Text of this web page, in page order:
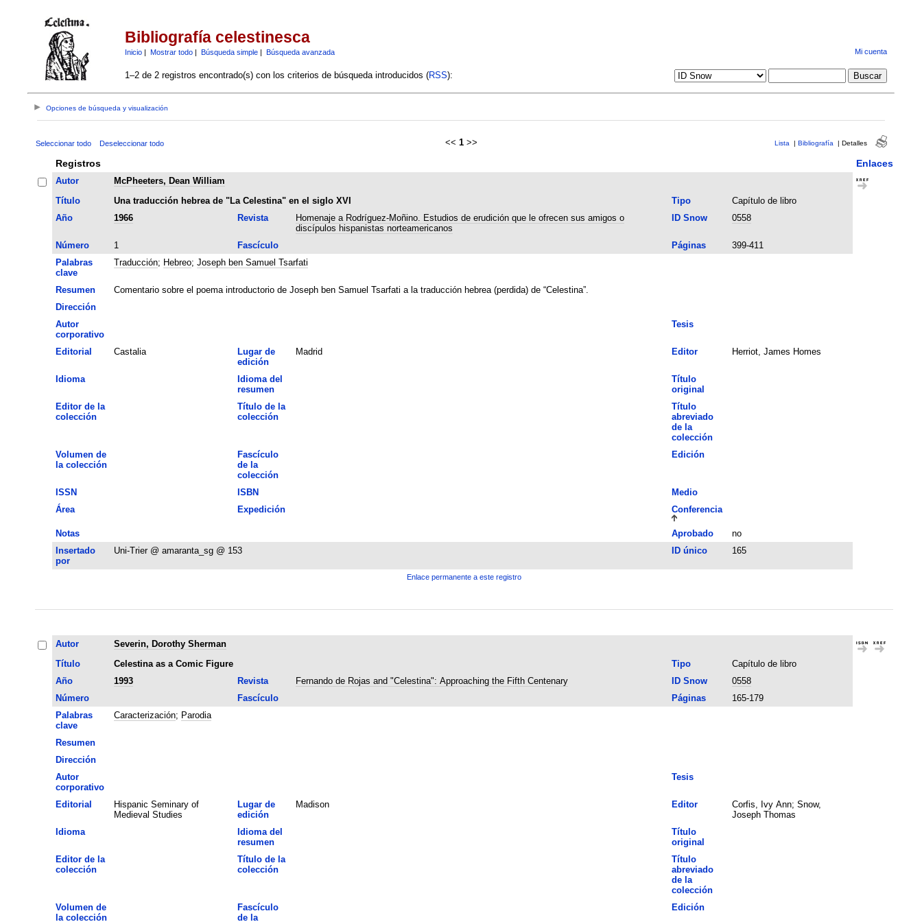
Bibliografía celestinesca
Inicio| Mostrar todo| Búsqueda simple| Búsqueda avanzada Mi cuenta
1–2 de 2 registros encontrado(s) con los criterios de búsqueda introducidos (RSS):
Opciones de búsqueda y visualización
Seleccionar todo Deseleccionar todo << 1 >> Lista | Bibliografía | Detalles
Registros Enlaces
Autor
McPheeters, Dean William
Título
Una traducción hebrea de "La Celestina" en el siglo XVI Tipo
Capítulo de libro
Año
1966 Revista
Homenaje a Rodríguez-Moñino. Estudios de erudición que le ofrecen sus amigos o
discípulos hispanistas norteamericanos
ID Snow 0558
Número 1 Fascículo Páginas
399-411
Palabras
clave
Traducción; Hebreo; Joseph ben Samuel Tsarfati
Resumen
Comentario sobre el poema introductorio de Joseph ben Samuel Tsarfati a la traducción hebrea (perdida) de “Celestina”.
Dirección
Autor
corporativo
Tesis
Editorial Castalia
Lugar de
edición
Madrid Editor Herriot, James Homes
Idioma
Idioma del
resumen
Título
original
Editor de la
colección
Título de la
colección
Título
abreviado
de la
colección
Volumen de
la colección
Fascículo
de la
colección
Edición
ISSN ISBN
Medio
Área
Expedición Conferencia
Notas Aprobado
no
Insertado
por
Uni-Trier @ amaranta_sg @ 153 ID único 165
Enlace permanente a este registro
Autor
Severin, Dorothy Sherman
Título
Celestina as a Comic Figure Tipo
Capítulo de libro
Año
1993 Revista Fernando de Rojas and "Celestina": Approaching the Fifth Centenary ID Snow
0558
Número
Fascículo Páginas
165-179
Palabras
clave
Caracterización; Parodia
Resumen
Dirección
Autor
corporativo
Tesis
Editorial
Hispanic Seminary of
Medieval Studies
Lugar de
edición
Madison Editor
Corfis, Ivy Ann; Snow,
Joseph Thomas
Idioma
Idioma del
resumen
Título
original
Editor de la
colección
Título de la
colección
Título
abreviado
de la
colección
Volumen de
la colección
Fascículo
de la
Edición